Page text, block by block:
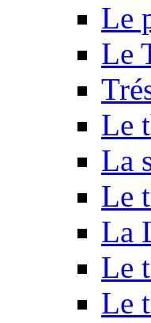
Le
Le
Le
La
Le
La
Le
Le